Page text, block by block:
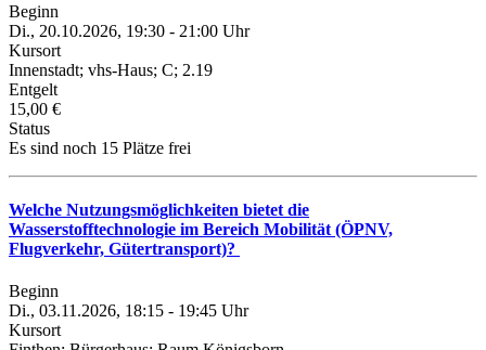
Beginn
Di., 20.10.2026, 19:30 - 21:00 Uhr
Kursort
Innenstadt; vhs-Haus; C; 2.19
Entgelt
15,00 €
Status
Es sind noch 15 Plätze frei
Welche Nutzungsmöglichkeiten bietet die
Wasserstofftechnologie im Bereich Mobilität (ÖPNV,
Flugverkehr, Gütertransport)?
Beginn
Di., 03.11.2026, 18:15 - 19:45 Uhr
Kursort